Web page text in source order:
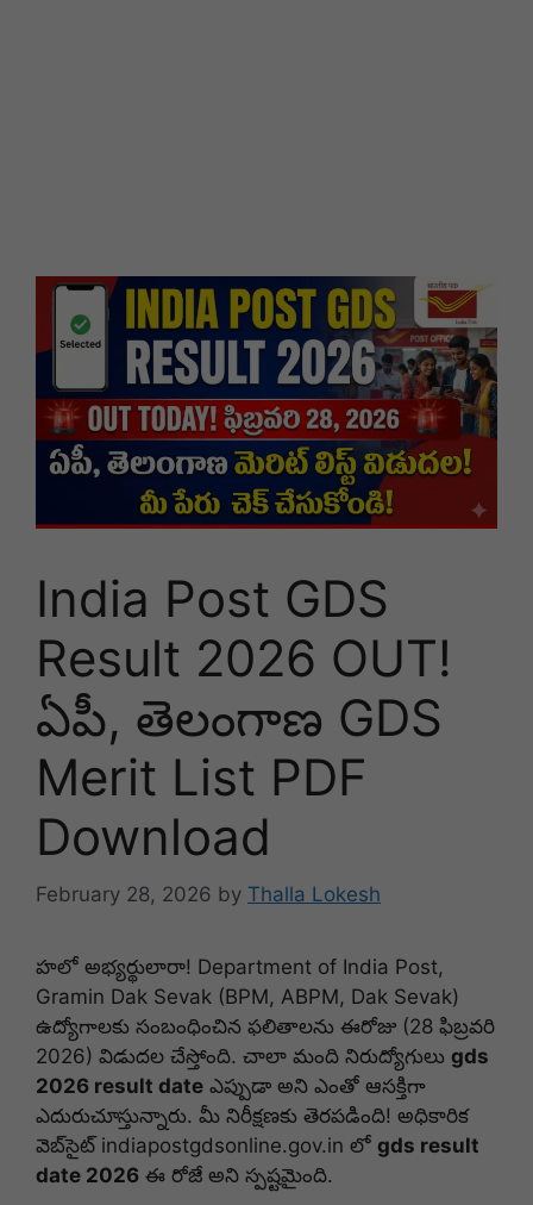
India Post GDS
Result 2026 OUT!
ఏపీ, తెలంగాణ GDS
Merit List PDF
Download
February 28, 2026 by Thalla Lokesh
హలో అభ్యర్థులారా! Department of India Post,
Gramin Dak Sevak (BPM, ABPM, Dak Sevak)
ఉద్యోగాలకు సంబంధించిన ఫలితాలను ఈరోజు (28 ఫిబ్రవరి
2026) విడుదల చేస్తోంది. చాలా మంది నిరుద్యోగులు gds
2026 result date ఎప్పుడా అని ఎంతో ఆసక్తిగా
ఎదురుచూస్తున్నారు. మీ నిరీక్షణకు తెరపడింది! అధికారిక
వెబ్‌సైట్ indiapostgdsonline.gov.in లో gds result
date 2026 ఈ రోజే అని స్పష్టమైంది.